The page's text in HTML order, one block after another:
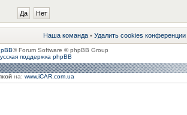
Наша команда • Удалить cookies конференции
® Forum Software © phpBB Group
поддержка phpBB
на: www.iCAR.com.ua